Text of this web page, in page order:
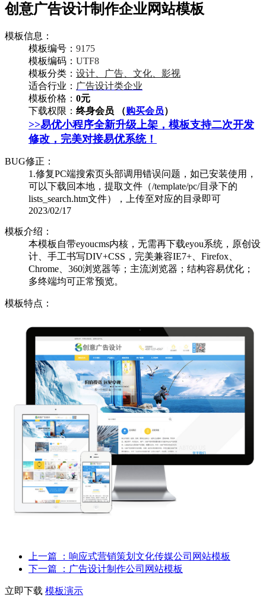
创意广告设计制作企业网站模板
模板信息：
模板编号： 9175
模板编码： UTF8
模板分类： 设计、广告、文化、影视
适合行业： 广告设计类企业
模板价格： 0元
下载权限： 终身会员 （购买会员）
>>易优小程序全新升级上架，模板支持二次开发
修改，完美对接易优系统！
BUG修正：
1.修复PC端搜索页头部调用错误问题，如已安装使用，
可以下载回本地，提取文件（/template/pc/目录下的
lists_search.htm文件），上传至对应的目录即可
2023/02/17
模板介绍：
本模板自带eyoucms内核，无需再下载eyou系统，原创设
计、手工书写DIV+CSS，完美兼容IE7+、Firefox、
Chrome、360浏览器等；主流浏览器；结构容易优化；
多终端均可正常预览。
模板特点：
上一篇
：响应式营销策划文化传媒公司网站模板
下一篇
：广告设计制作公司网站模板
立即下载 模板演示